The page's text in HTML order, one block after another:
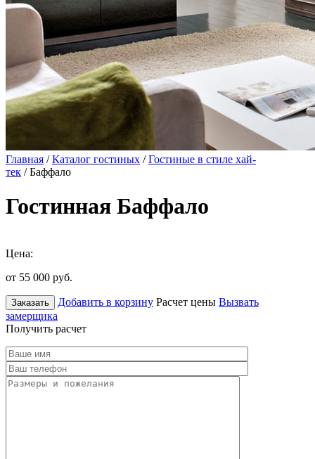
Главная /Каталог гостиных /Гостиные в стиле хай-
тек / Баффало
Гостинная Баффало
Цена:
от 55 000 руб.
Заказать Добавить в корзину Расчет цены Вызвать
замерщика
Получить расчет